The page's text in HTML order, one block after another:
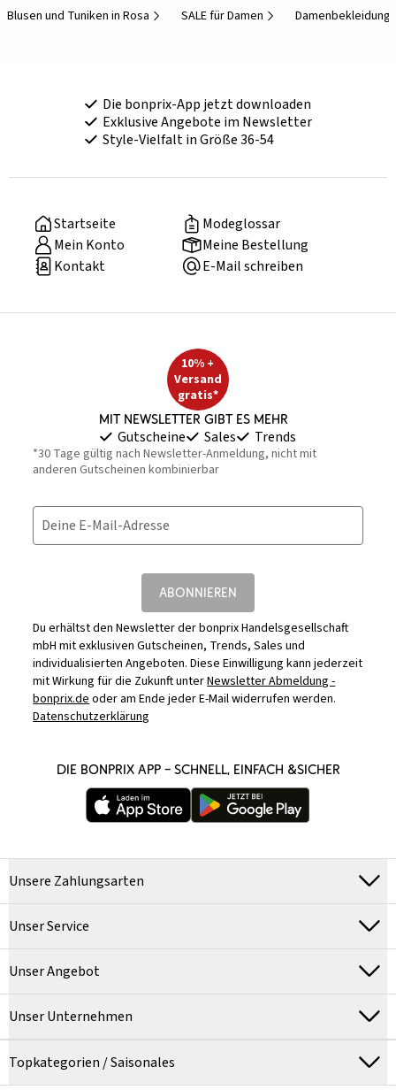
Blusen und Tuniken in Rosa SALE für Damen
Die bonprix-App jetzt downloaden
Exklusive Angebote im Newsletter
Style-Vielfalt in Größe 36-54
Startseite
Modeglossar
Mein Konto
Meine Bestellung
Kontakt
E-Mail schreiben
10% +
Versand
gratis*
Mit Newsletter gibt es mehr
Gutscheine Sales Trends
*30 Tage gültig nach Newsletter-Anmeldung, nicht mit
anderen Gutscheinen kombinierbar
Deine E-Mail-Adresse
ABONNIEREN
Du erhältst den Newsletter der bonprix Handelsgesellschaft
mbH mit exklusiven Gutscheinen, Trends, Sales und
individualisierten Angeboten. Diese Einwilligung kann jederzeit
mit Wirkung für die Zukunft unterNewsletter Abmeldung -
bonprix.deoder am Ende jeder E-Mail widerrufen werden.
Datenschutzerklärung
DIE BONPRIX APP – SCHNELL, EINFACH &SICHER
Unsere Zahlungsarten
Unser Service
Unser Angebot
Unser Unternehmen
Topkategorien / Saisonales